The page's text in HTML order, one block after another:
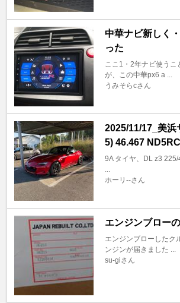
中華ナビ新しく
った
ここ1・2年ナビ使うこ
が、この中華px6 a ...
うみそらcさん
2025/11/17_美浜
5) 46.467 ND5RC
9A タイヤ、DL z3
ホーリ--さん
エンジンブロー
エンジンブローしたク
ンジンが届きました ...
su-giさん